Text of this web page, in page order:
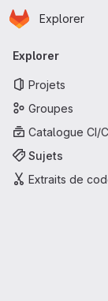
Passer au contenu principal
Page d'accueil
Explorer
Explorer
Projets
Groupes
Catalogue CI/
Sujets
Extraits de